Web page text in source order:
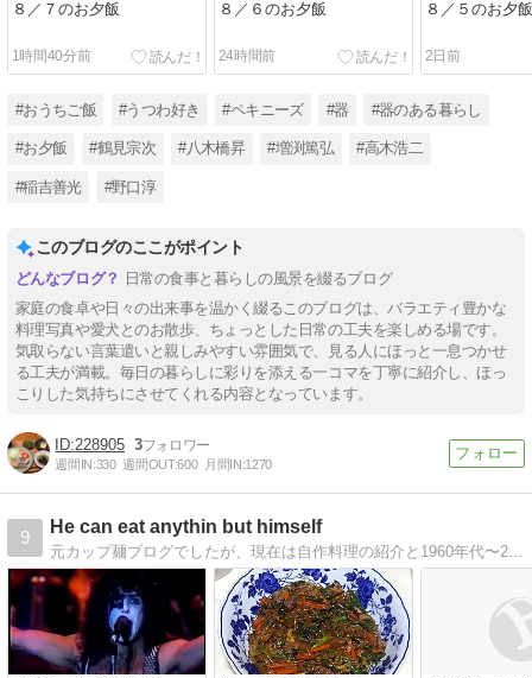
８／７のお夕飯
1時間40分前
８／６のお夕飯
24時間前
８／５のお夕飯
2日前
#おうちご飯 #うつわ好き #ペキニーズ #器 #器のある暮らし
#お夕飯 #鶴見宗次 #八木橋昇 #増渕篤弘 #高木浩二
#稲吉善光 #野口淳
このブログのここがポイント
日常の食事と暮らしの風景を綴るブログ
家庭の食卓や日々の出来事を温かく綴るこのブログは、バラエティ豊かな
料理写真や愛犬とのお散歩、ちょっとした日常の工夫を楽しめる場です。
気取らない言葉遣いと親しみやすい雰囲気で、見る人にほっと一息つかせ
る工夫が満載。毎日の暮らしに彩りを添える一コマを丁寧に紹介し、ほっ
こりした気持ちにさせてくれる内容となっています。
228905 3
週間IN:330 週間OUT:600 月間IN:1270
9
He can eat anythin but himself
元カップ麺ブログでしたが、現在は自作料理の紹介と1960年代〜2000年代の洋楽ロックの解説や和訳の記事がメイン。ラーメンの食べ歩きの紹介なども。